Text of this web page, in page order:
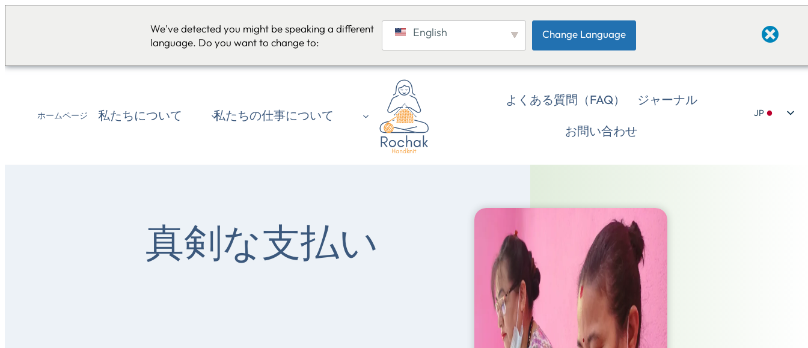
We've detected you might be speaking a different
language. Do you want to change to:
English Change Language
ホームページ 私たちについて 私たちの仕事について
よくある質問（FAQ） ジャーナル
お問い合わせ
JP
真剣な支払い